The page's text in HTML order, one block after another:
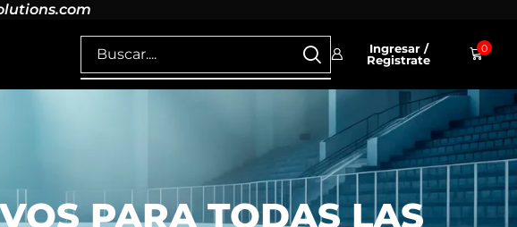
Ingresar /
Registrate
0
PARA TODAS LAS